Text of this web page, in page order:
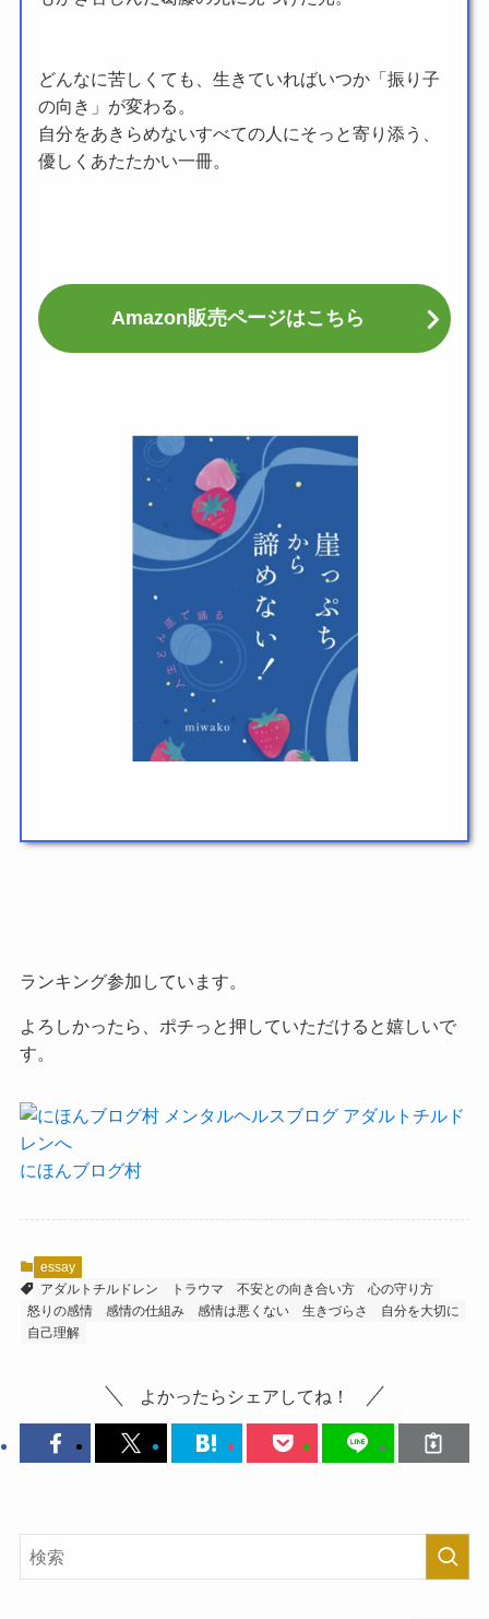
どんなに苦しくても、生きていればいつか「振り子
の向き」が変わる。
自分をあきらめないすべての人にそっと寄り添う、
優しくあたたかい一冊。
Amazon販売ページはこちら
ランキング参加しています。
よろしかったら、ポチっと押していただけると嬉しいで
す。
にほんブログ村
essay
アダルトチルドレン
トラウマ 不安との向き合い方
心の守り方
怒りの感情
感情の仕組み 感情は悪くない 生きづらさ
自分を大切に
自己理解
よかったらシェアしてね！